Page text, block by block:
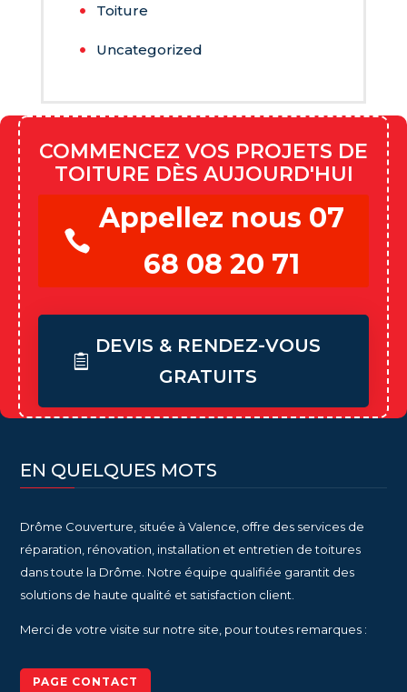
Toiture
Uncategorized
COMMENCEZ VOS PROJETS DE
TOITURE DÈS AUJOURD'HUI
Appellez nous 07
68 08 20 71
DEVIS & RENDEZ-VOUS
GRATUITS
EN QUELQUES MOTS
Drôme Couverture, située à Valence, offre des services de
réparation, rénovation, installation et entretien de toitures
dans toute la Drôme. Notre équipe qualifiée garantit des
solutions de haute qualité et satisfaction client.
Merci de votre visite sur notre site, pour toutes remarques :
PAGE CONTACT